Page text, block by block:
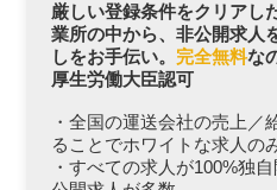
厳しい登録条件をクリアし
業所の中から、非公開求人
しをお手伝い。 完全無料な
厚生労働大臣認可
・全国の運送会社の売上／
ることでホワイトな求人の
・すべての求人が100%独